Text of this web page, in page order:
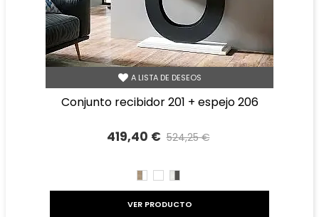
A LISTA DE DESEOS
conjunto recibidor 201 + espejo 206
419,40 € 524,25 €
CAMBRIAN/BLANCO
BLANCO
TIBET
VER PRODUCTO